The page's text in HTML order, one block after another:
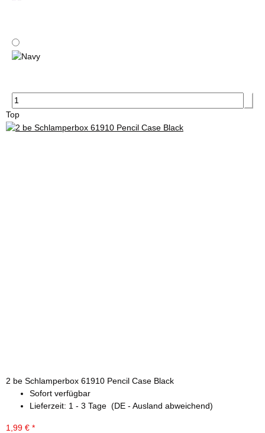
Blue 055
Top
2 be Schlamperbox 61910 Pencil Case Black
Sofort verfügbar
Lieferzeit: 1 - 3 Tage (DE - Ausland abweichend)
1,99 € *